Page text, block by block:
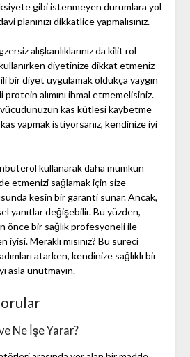
gibi istenmeyen durumlara yol
planınızı dikkatlice yapmalısınız.
alışkanlıklarınız da kilit rol
diyetinize dikkat etmeniz
bir diyet uygulamak oldukça yaygın
alımını ihmal etmemelisiniz.
vücudunuzun kas kütlesi kaybetme
yapmak istiyorsanız, kendinize iyi
kullanarak daha mümkün
etmenizi sağlamak için size
kesin bir garanti sunar. Ancak,
yanıtlar değişebilir. Bu yüzden,
önce bir sağlık profesyoneli ile
Meraklı mısınız? Bu süreci
atarken, kendinize sağlıklı bir
asla unutmayın.
Ne İşe Yarar?